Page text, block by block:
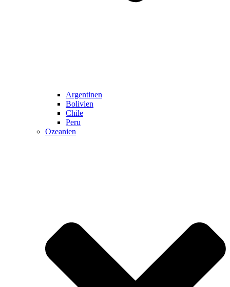
Argentinen
Bolivien
Chile
Peru
Ozeanien